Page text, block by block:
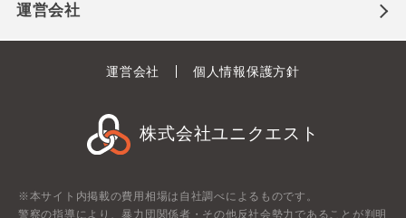
運営会社
株式会社ユニクエスト
運営会社 個人情報保護方針
※本サイト内掲載の費用相場は自社調べによるものです。
警察の指導により、暴力団関係者・その他反社会勢力であることが判明